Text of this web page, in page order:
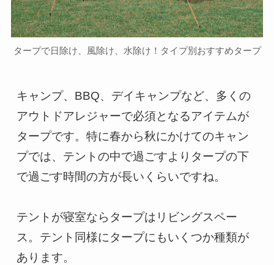
タープで日除け、風除け、水除け！タイプ別おすすめタープ
キャンプ、BBQ、デイキャンプなど、多くの
アウトドアレジャーで必須となるアイテムが
タープです。特に春から秋にかけてのキャン
プでは、テントの中で過ごすよりタープの下
で過ごす時間の方が長いくらいですね。
テントが寝室ならタープはリビングスペー
ス。テント同様にタープにもいくつか種類が
あります。